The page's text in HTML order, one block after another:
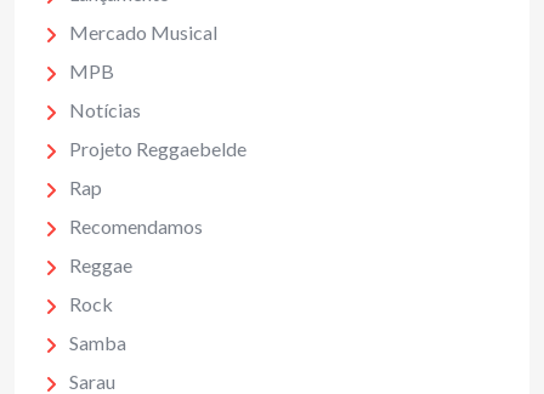
Mercado Musical
MPB
Notícias
Projeto Reggaebelde
Rap
Recomendamos
Reggae
Rock
Samba
Sarau